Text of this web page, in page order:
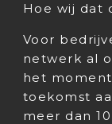
Hoe wij dat
Voor
netwerk al
het
toekomst
meer dan